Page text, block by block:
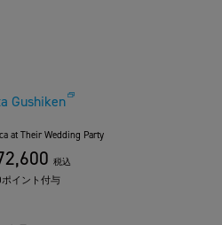
Gushiken
at Their Wedding Party
税込
イント付与